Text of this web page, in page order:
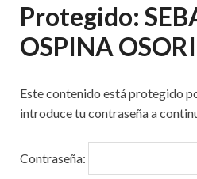
Protegido:
OSPINA
Este contenido está protegido
introduce tu contraseña a
Contraseña: